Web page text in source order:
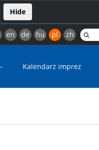
Hide
en de hu pl zh
Kalendarz imprez